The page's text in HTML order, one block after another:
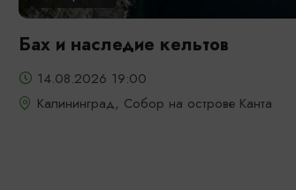
Бах и наследие кельтов
14.08.2026 19:00
Калининград, Собор на острове Канта